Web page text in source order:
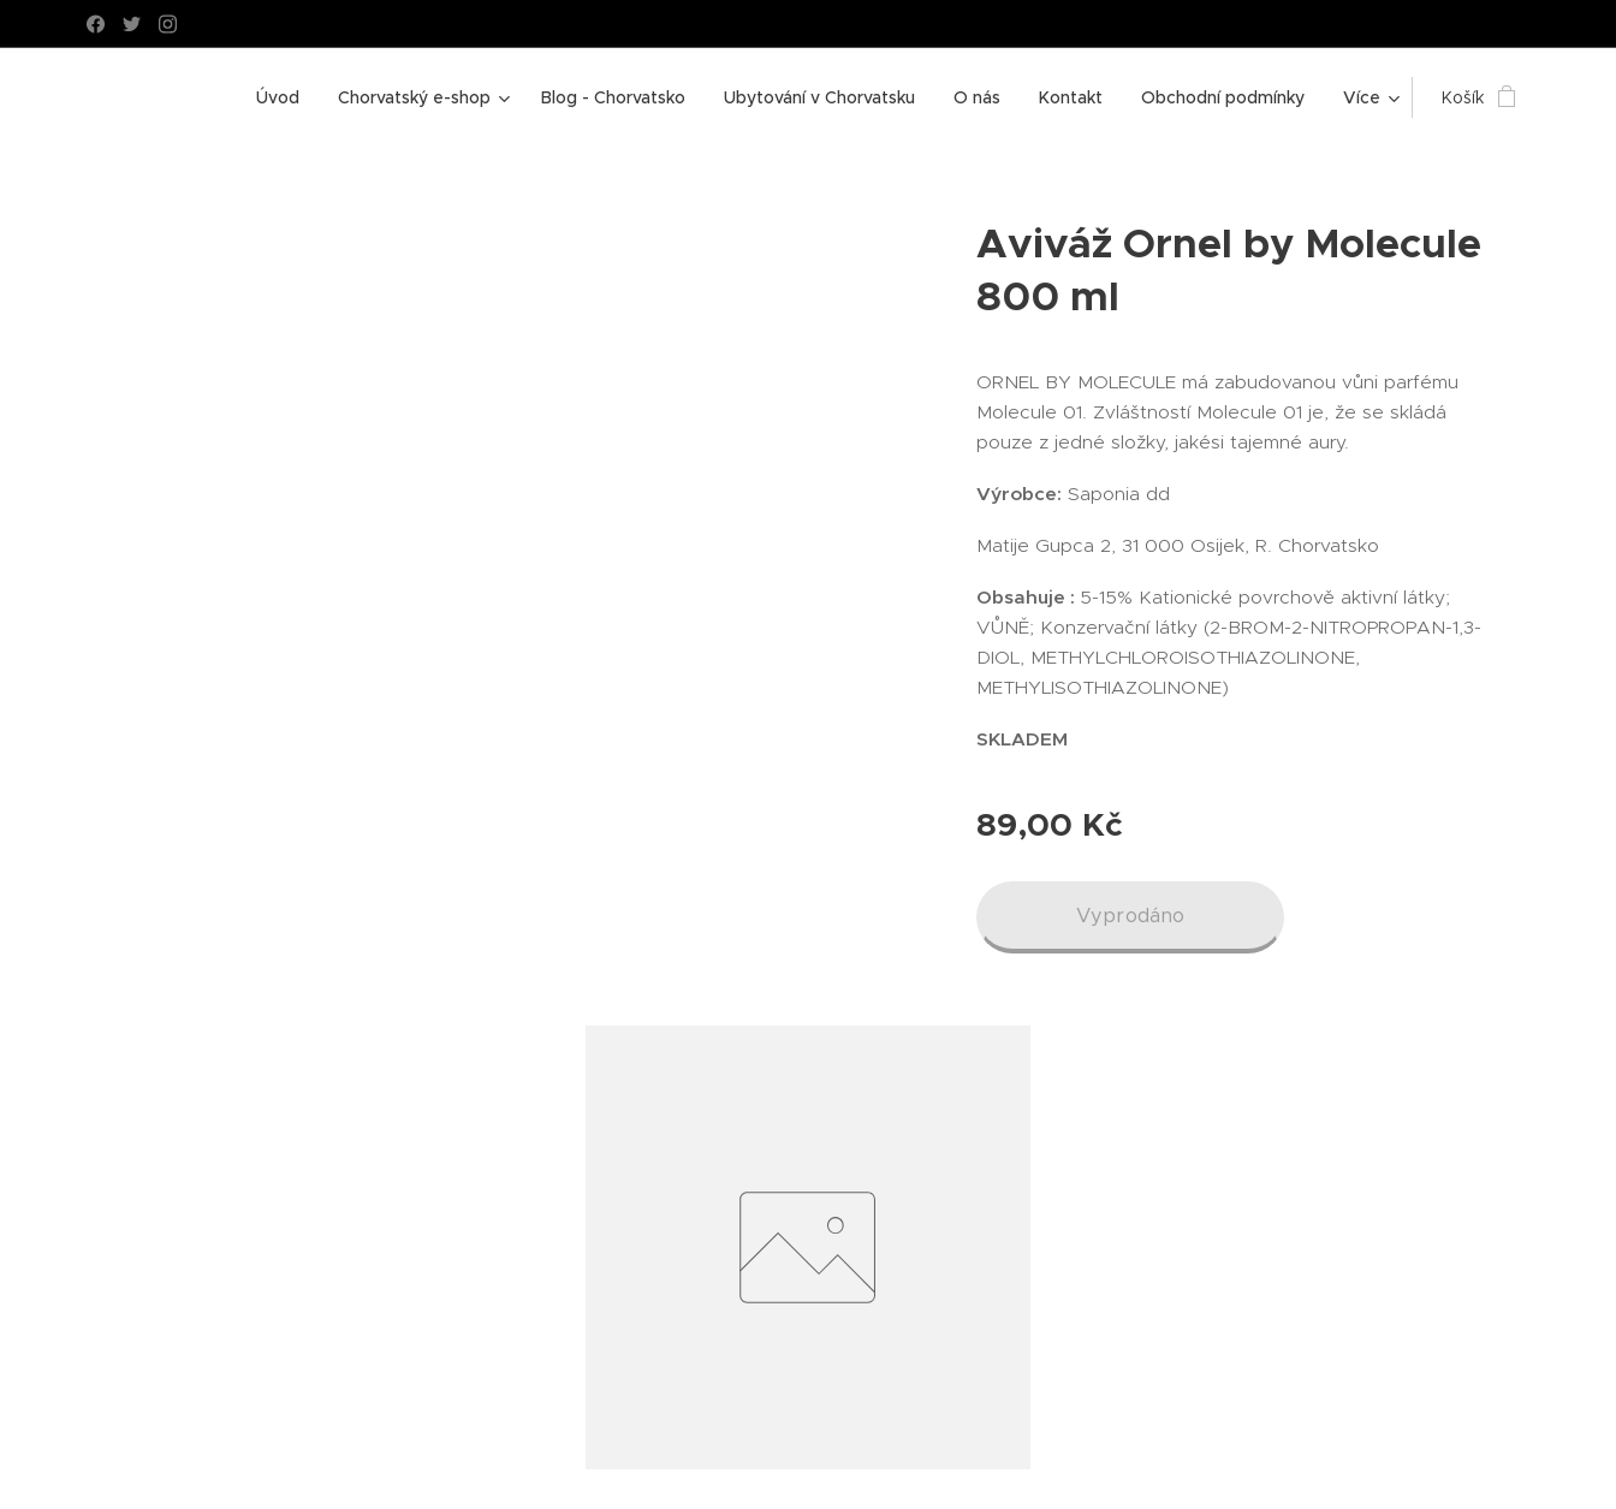
Úvod Chorvatský e-shop Blog - Chorvatsko Ubytování v Chorvatsku O nás Kontakt Obchodní podmínky Více Košík
Aviváž Ornel by Molecule
800 ml
ORNEL BY MOLECULE má zabudovanou vůni parfému
Molecule 01. Zvláštností Molecule 01 je, že se skládá
pouze z jedné složky, jakési tajemné aury.
Výrobce: Saponia dd
Matije Gupca 2, 31 000 Osijek, R. Chorvatsko
Obsahuje : 5-15% Kationické povrchově aktivní látky;
VŮNĚ; Konzervační látky (2-BROM-2-NITROPROPAN-1,3-
DIOL, METHYLCHLOROISOTHIAZOLINONE,
METHYLISOTHIAZOLINONE)
SKLADEM
89,00 Kč
Vyprodáno